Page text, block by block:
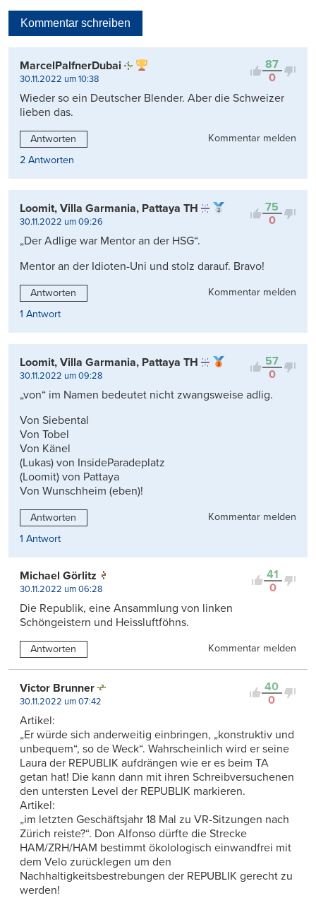
Kontrovers
Kommentar schreiben
87
0
MarcelPalfnerDubai
30.11.2022 um 10:38
Wieder so ein Deutscher Blender. Aber die Schweizer
lieben das.
Antworten
Kommentar melden
2 Antworten
75
0
Loomit, Villa Garmania, Pattaya TH
30.11.2022 um 09:26
„Der Adlige war Mentor an der HSG“.
Mentor an der Idioten-Uni und stolz darauf. Bravo!
Antworten
Kommentar melden
1 Antwort
57
0
Loomit, Villa Garmania, Pattaya TH
30.11.2022 um 09:28
„von“ im Namen bedeutet nicht zwangsweise adlig.
Von Siebental
Von Tobel
Von Känel
(Lukas) von InsideParadeplatz
(Loomit) von Pattaya
Von Wunschheim (eben)!
Antworten
Kommentar melden
1 Antwort
41
0
Michael Görlitz
30.11.2022 um 06:28
Die Republik, eine Ansammlung von linken
Schöngeistern und Heissluftföhns.
Antworten Kommentar melden
40
0
Victor Brunner
30.11.2022 um 07:42
Artikel:
„Er würde sich anderweitig einbringen, „konstruktiv und
unbequem“, so de Weck“. Wahrscheinlich wird er seine
Laura der REPUBLIK aufdrängen wie er es beim TA
getan hat! Die kann dann mit ihren Schreibversuchenen
den untersten Level der REPUBLIK markieren.
Artikel:
„im letzten Geschäftsjahr 18 Mal zu VR-Sitzungen nach
Zürich reiste?“. Don Alfonso dürfte die Strecke
HAM/ZRH/HAM bestimmt ökolologisch einwandfrei mit
dem Velo zurücklegen um den
Nachhaltigkeitsbestrebungen der REPUBLIK gerecht zu
werden!